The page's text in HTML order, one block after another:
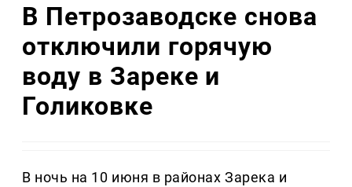
В Петрозаводске снова
отключили горячую
воду в Зареке и
Голиковке
В ночь на 10 июня в районах Зарека и